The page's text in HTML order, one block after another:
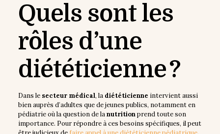
Quels sont les
rôles d’une
diététicienne ?
Dans le secteur médical, la diététicienne intervient aussi
bien auprès d’adultes que de jeunes publics, notamment en
pédiatrie où la question de lanutritionprend toute son
importance. Pour répondre à ces besoins spécifiques, il peut